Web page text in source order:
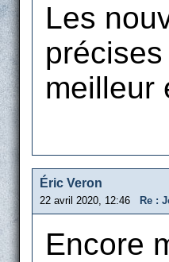
Les
meilleur
Éric Veron
22 avril 2020, 12:46 Re :
Encore